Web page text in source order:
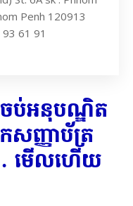
Penh 120913
61 91
ប់អនុបណ្ឌិត​
ញ្ញា​ប័ត្រ
មើល​ហើយ​